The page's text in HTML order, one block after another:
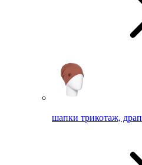
шапки трикотаж, драп